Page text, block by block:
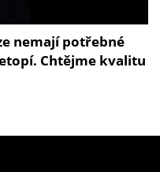
nemají potřebné
Chtějme kvalitu